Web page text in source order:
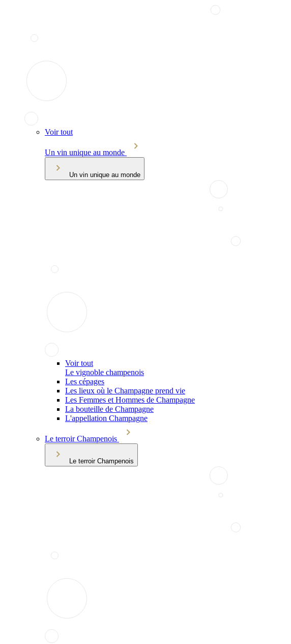
Voir tout
Un vin unique au monde
Un vin unique au monde
Voir tout
Le vignoble champenois
Les cépages
Les lieux où le Champagne prend vie
Les Femmes et Hommes de Champagne
La bouteille de Champagne
L'appellation Champagne
Le terroir Champenois
Le terroir Champenois